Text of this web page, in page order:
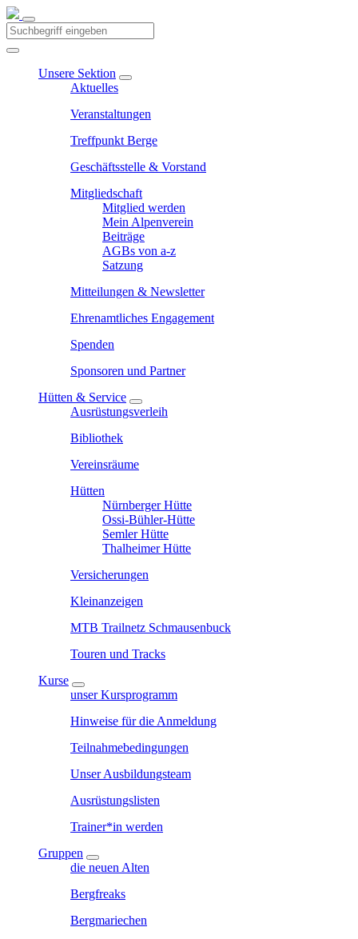
Unsere Sektion
Aktuelles
Veranstaltungen
Treffpunkt Berge
Geschäftsstelle & Vorstand
Mitgliedschaft
Mitglied werden
Mein Alpenverein
Beiträge
AGBs von a-z
Satzung
Mitteilungen & Newsletter
Ehrenamtliches Engagement
Spenden
Sponsoren und Partner
Hütten & Service
Ausrüstungsverleih
Bibliothek
Vereinsräume
Hütten
Nürnberger Hütte
Ossi-Bühler-Hütte
Semler Hütte
Thalheimer Hütte
Versicherungen
Kleinanzeigen
MTB Trailnetz Schmausenbuck
Touren und Tracks
Kurse
unser Kursprogramm
Hinweise für die Anmeldung
Teilnahmebedingungen
Unser Ausbildungsteam
Ausrüstungslisten
Trainer*in werden
Gruppen
die neuen Alten
Bergfreaks
Bergmariechen